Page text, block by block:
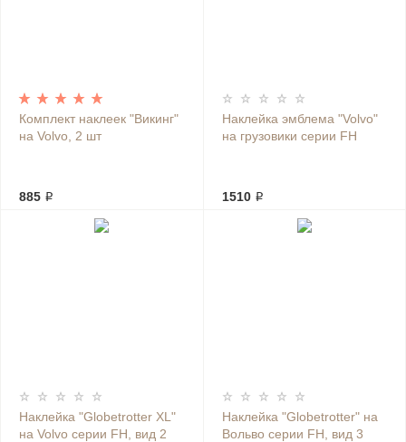
Комплект наклеек "Викинг"
на Volvo, 2 шт
885 ₽
Наклейка эмблема "Volvo"
на грузовики серии FH
1510 ₽
Наклейка "Globetrotter XL"
на Volvo серии FH, вид 2
Наклейка "Globetrotter" на
Вольво серии FH, вид 3